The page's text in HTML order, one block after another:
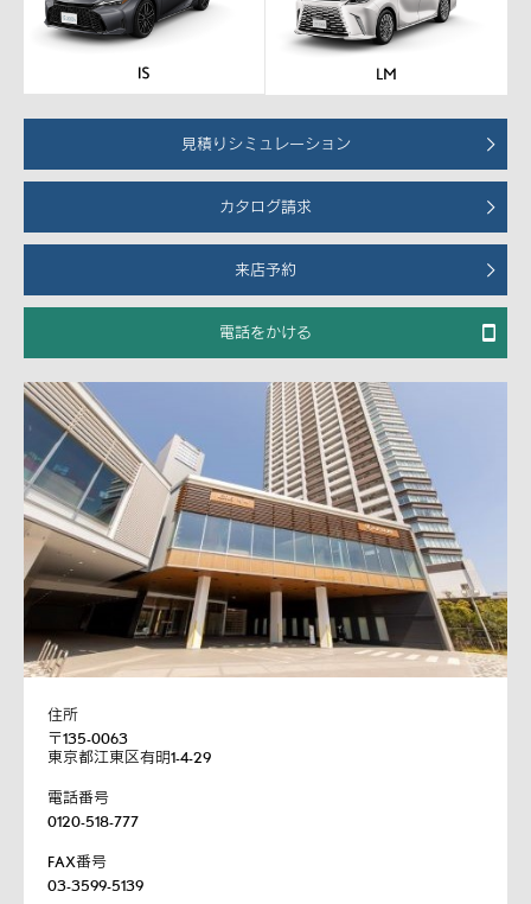
見積りシミュレーション
カタログ請求
来店予約
電話をかける
住所
〒135-0063
東京都江東区有明1-4-29
電話番号
0120-518-777
FAX番号
03-3599-5139